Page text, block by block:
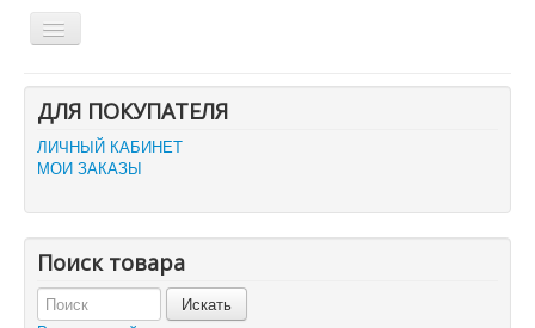
Главная
О компании
Политика безопасности
Пользовательское соглашение
Корзина
Отложенные товары
ДЛЯ ПОКУПАТЕЛЯ
ЛИЧНЫЙ КАБИНЕТ
МОИ ЗАКАЗЫ
Поиск товара